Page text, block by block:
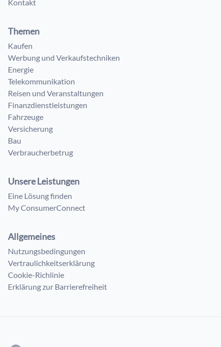
Kontakt
Themen
Kaufen
Werbung und Verkaufstechniken
Energie
Telekommunikation
Reisen und Veranstaltungen
Finanzdienstleistungen
Fahrzeuge
Versicherung
Bau
Verbraucherbetrug
Unsere Leistungen
Eine Lösung finden
My ConsumerConnect
Allgemeines
Nutzungsbedingungen
Vertraulichkeitserklärung
Cookie-Richlinie
Erklärung zur Barrierefreiheit